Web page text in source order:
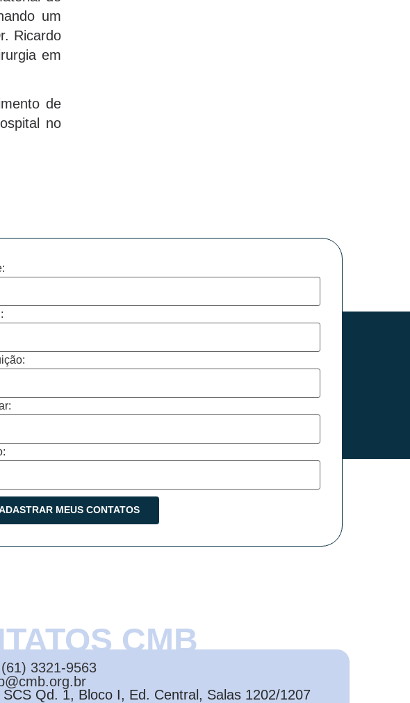
um
Ricardo
em
de
no
CMB
3321-9563
SCS Qd. 1, Bloco I, Ed. Central, Salas 1202/1207